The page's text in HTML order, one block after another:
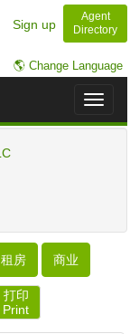
Sign up
Agent
Directory
🌎 Change Language
Toggle
租房 商业
打印
Print